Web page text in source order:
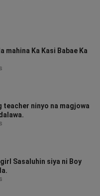
mahina Ka Kasi Babae Ka
teacher ninyo na magjowa
Sasaluhin siya ni Boy